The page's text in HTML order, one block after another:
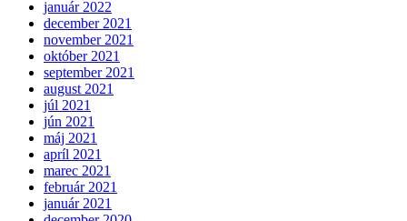
január 2022
december 2021
november 2021
október 2021
september 2021
august 2021
júl 2021
jún 2021
máj 2021
apríl 2021
marec 2021
február 2021
január 2021